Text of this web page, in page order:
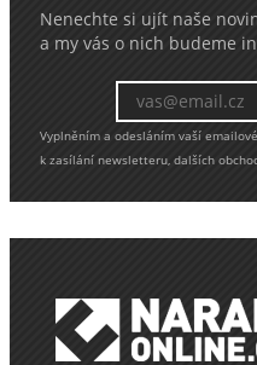
Nenechte si ujít naše
a my vás o nich budeme
Vyplněním a odesláním vaší
k zasílání newsletteru, dalších